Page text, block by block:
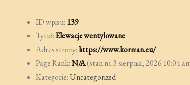
ID wpisu: 139
Tytuł: Elewacje wentylowane
Adres strony:https://www.korman.eu/
Page Rank:N/A(stan na 3 sierpnia, 2026 10:04
Kategorie:Uncategorized